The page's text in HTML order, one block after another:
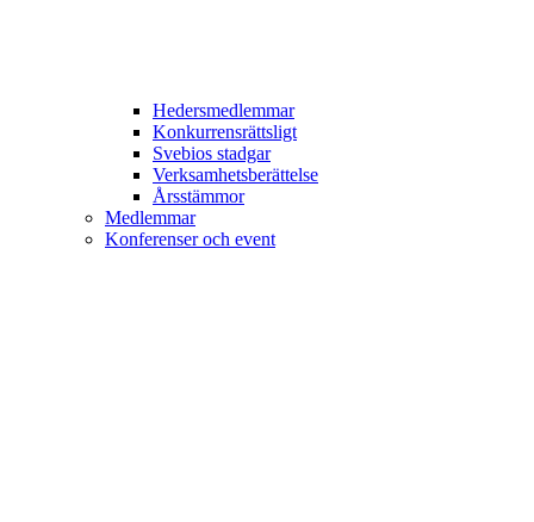
Hedersmedlemmar
Konkurrensrättsligt
Svebios stadgar
Verksamhetsberättelse
Årsstämmor
Medlemmar
Konferenser och event